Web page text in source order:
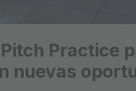
Practice
nuevas